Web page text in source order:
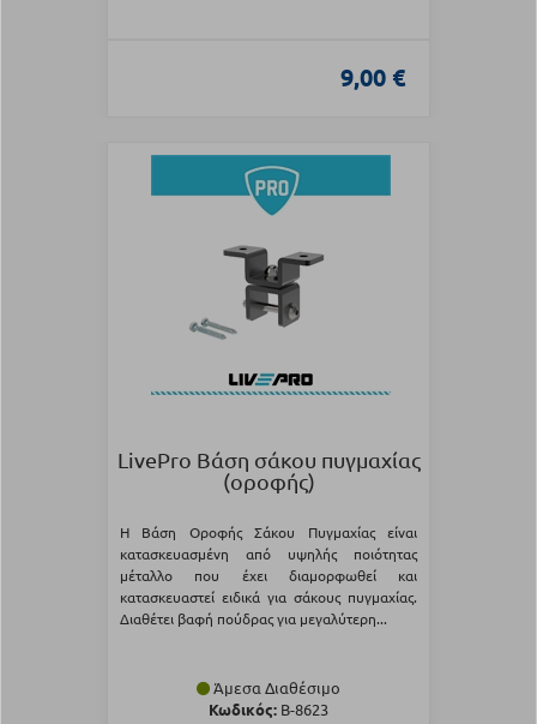
9,00 €
LivePro Βάση σάκου πυγμαχίας
(οροφής)
Η Βάση Οροφής Σάκου Πυγμαχίας είναι
κατασκευασμένη από υψηλής ποιότητας
μέταλλο που έχει διαμορφωθεί και
κατασκευαστεί ειδικά για σάκους πυγμαχίας.
Διαθέτει βαφή πούδρας για μεγαλύτερη...
Άμεσα Διαθέσιμο
Κωδικός: Β-8623